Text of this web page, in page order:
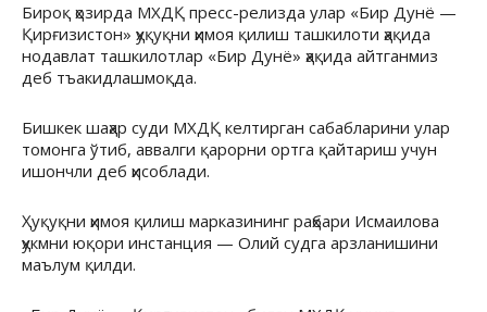
Бироқ ҳозирда МХДҚ пресс-релизда улар «Бир Дунё —
Қирғизистон» ҳуқуқни ҳимоя қилиш ташкилоти ҳақида
нодавлат ташкилотлар «Бир Дунё» ҳақида айтганмиз
деб тъакидлашмоқда.
Бишкек шаҳар суди МХДҚ келтирган сабабларини улар
томонга ўтиб, аввалги қарорни ортга қайтариш учун
ишончли деб ҳисоблади.
Ҳуқуқни ҳимоя қилиш марказининг раҳбари Исмаилова
ҳукмни юқори инстанция — Олий судга арзланишини
маълум қилди.